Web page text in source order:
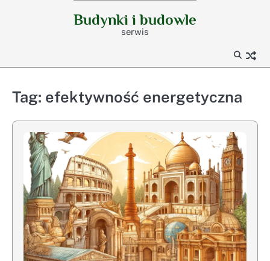
Budynki i budowle
serwis
Tag: efektywność energetyczna